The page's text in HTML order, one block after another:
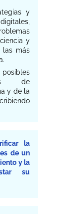
y
y
las más
de
y de la
la
de un
y la
su